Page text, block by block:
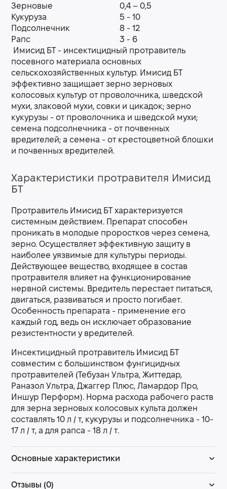
Зерновые
0,4 – 0,5
Кукуруза
5 - 10
Подсолнечник
8 - 12
Рапс
3 - 6
­­­­­­­­­­­­­ Имисид БТ - инсектицидный протравитель
посевного материала основных
сельскохозяйственных культур. Имисид БТ
эффективно защищает зерно зерновых
колосовых культур от проволочника, шведской
мухи, злаковой мухи, совки и цикадок; зерно
кукурузы - от проволочника и шведской мухи;
семена подсолнечника - от почвенных
вредителей; а семена - от крестоцветной блошки
и почвенных вредителей.
Характеристики протравителя Имисид
БТ
Протравитель Имисид БТ характеризуется
системным действием. Препарат способен
проникать в молодые проростков через семена,
зерно. Осуществляет эффективную защиту в
наиболее уязвимые для культуры периоды.
Действующее вещество, входящее в состав
протравителя влияет на функционирование
нервной системы. Вредитель перестает питаться,
двигаться, развиваться и просто погибает.
Особенность препарата - применение его
каждый год, ведь он исключает образование
резистентности у вредителей.
Инсектицидный протравитель Имисид БТ
совместим с большинством фунгицидных
протравителей (Тебузан Ультра, Життедар,
Раназол Ультра, Джаггер Плюс, Ламардор Про,
Иншур Перформ). Норма расхода рабочего раств
для зерна зерновых колосовых культа должен
составлять 10 л / т, кукурузы и подсолнечника - 10-
17 л / т, а для рапса - 18 л / т.
Основные характеристики
Отзывы (0)